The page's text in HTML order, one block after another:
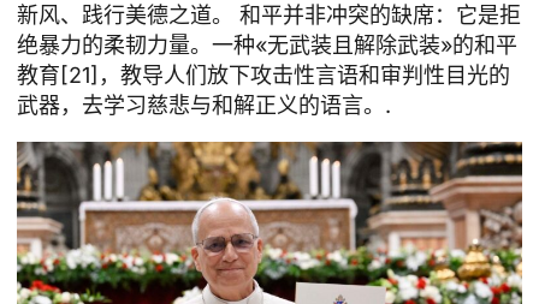
新风、践行美德之道。 和平并非冲突的缺席：它是拒
绝暴力的柔韧力量。一种«无武装且解除武装»的和平
教育[21]，教导人们放下攻击性言语和审判性目光的
武器，去学习慈悲与和解正义的语言。.